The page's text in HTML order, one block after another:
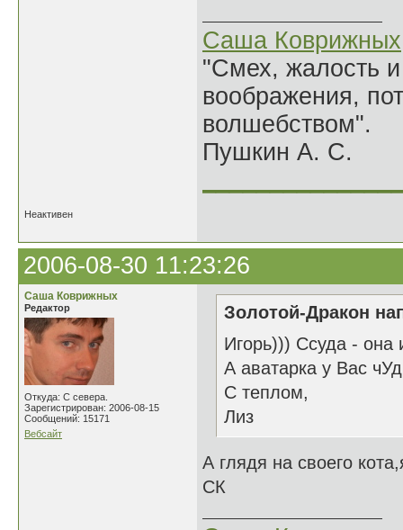
Саша Коврижных
"Смех, жалость
воображения,
волшебством".
Пушкин А. С.
Неактивен
2006-08-30 11:23:26
Саша Коврижных
Редактор
Откуда: С севера.
Зарегистрирован: 2006-08-15
Сообщений: 15171
Вебсайт
Золотой-Дракон
Игорь))) Ссуда - она
А аватарка у Вас
С теплом,
Лиз
А глядя на своего
СК